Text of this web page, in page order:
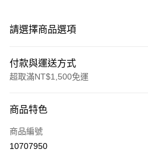
請選擇商品選項
付款與運送方式
超取滿NT$1,500免運
信用卡一次付款
信用卡分期付款
商品特色
商品編號
10707950